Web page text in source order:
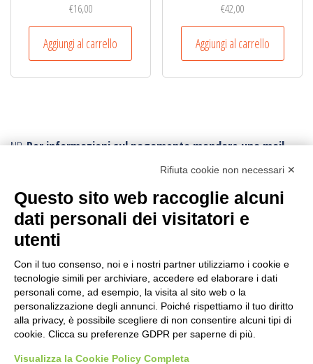
€16,00
Aggiungi al carrello
€42,00
Aggiungi al carrello
NB.Per informazioni sul pagamento mandare una mail.
Ogni ordine, avrà un costo di trasporto variabile da
speciali.Per conoscere la tariffa corretta della spedizione,
conviene fare l’ordine e poi viene inviato il corretto
tariffario: l’ordine può essere annullato in ogni momento.
I resi sono accettati con trasporto andata e ritornosempre a carico
dell’acquirente , anche in caso di rimborso.
CERCA IL PRODOTTO
Rifiuta cookie non necessari ✕
Questo sito web raccoglie alcuni
dati personali dei visitatori e
utenti
Con il tuo consenso, noi e i nostri partner utilizziamo i cookie e
tecnologie simili per archiviare, accedere ed elaborare i dati
personali come, ad esempio, la visita al sito web o la
personalizzazione degli annunci. Poiché rispettiamo il tuo diritto
alla privacy, è possibile scegliere di non consentire alcuni tipi di
cookie. Clicca su preferenze GDPR per saperne di più.
Visualizza la Cookie Policy Completa